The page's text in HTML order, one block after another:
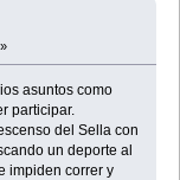
asuntos como
participar.
del Sella con
un deporte al
impiden correr y